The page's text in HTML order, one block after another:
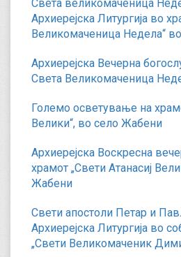
Света великомаченица
Архиерејска Литургија во
Великомаченица Недела“
Архиерејска Вечерна
Света Великомаченица
Големо осветување на
Велики“, во село Жабени
Архиерејска Воскресна
храмот „Свети Атанасиј
Жабени
Свети апостоли Петар и
Архиерејска Литургија во
„Свети Великомаченик